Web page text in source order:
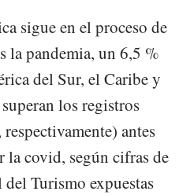
sigue en el proceso de
la pandemia, un 6,5 %
del Sur, el Caribe y
los registros
antes
covid, según cifras de
Turismo expuestas